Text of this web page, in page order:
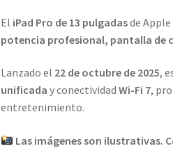
El iPad Pro de 13 pulgadasde Apple
potencia profesional, pantalla de
Lanzado el 22 de octubre de 2025,
unificada y conectividad Wi-Fi 7,
entretenimiento.
Las imágenes son ilustrativas.